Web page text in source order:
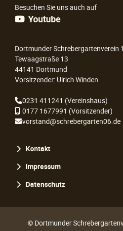
Besuchen Sie uns auch auf
Youtube
Dortmunder Schrebergartenverein
Tewaagstraße 13
44141 Dortmund
Vorsitzender: Ulrich Winden
0231 411241 (Vereinshaus)
0177 1677991 (Vorsitzender)
vorstand@schrebergarten06.de
überspringen
Kontakt
Impressum
Datenschutz
© Dortmunder